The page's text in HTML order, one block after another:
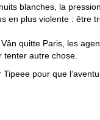
blanches, la
en plus violente : être
quitte Paris, les
tenter autre chose.
Tipeeepour que